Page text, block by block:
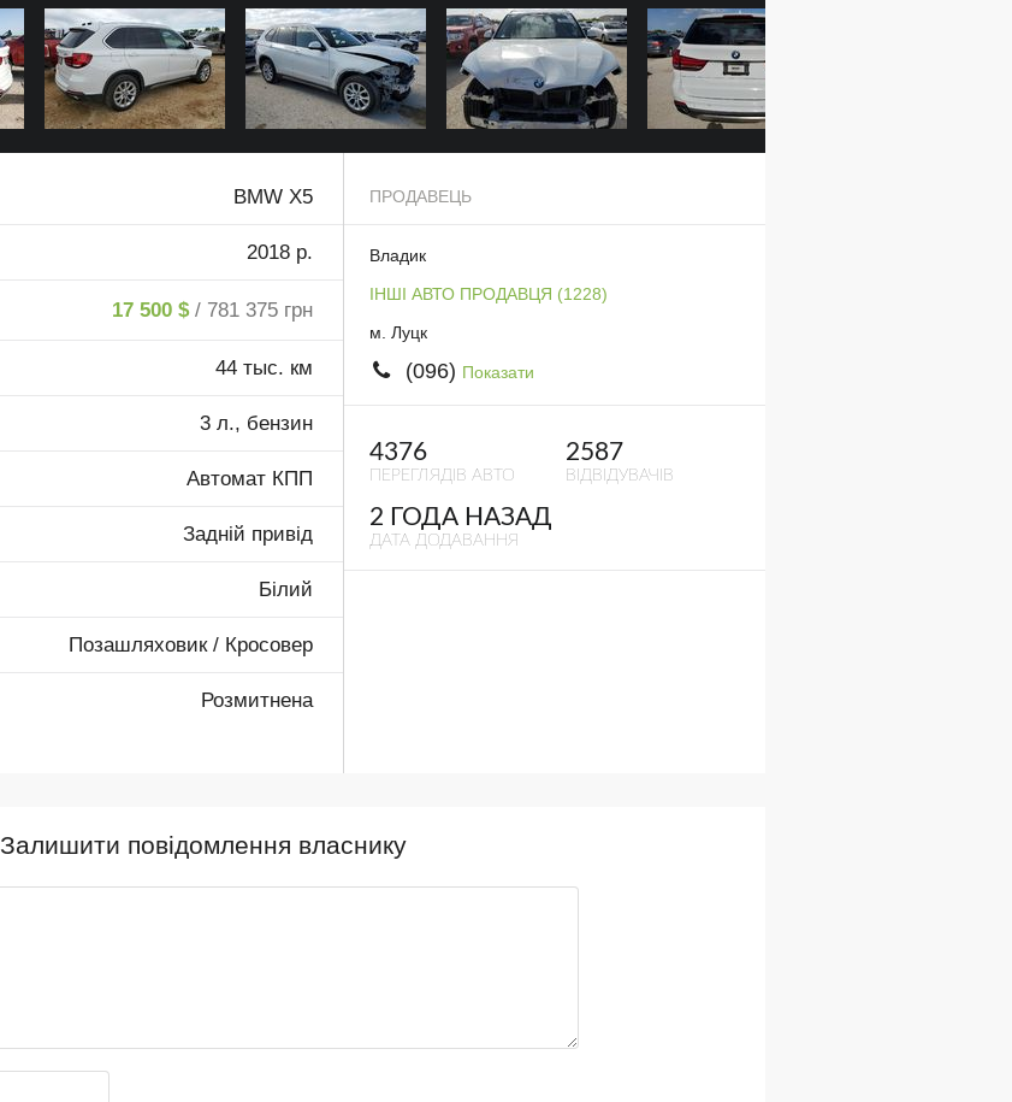
BMW X5
2018 р.
17 500 $ / 781 375 грн
44 тыс. км
3 л., бензин
Автомат КПП
Задній привід
Білий
Позашляховик / Кросовер
Розмитнена
ПРОДАВЕЦЬ
Владик
ІНШІ АВТО ПРОДАВЦЯ (1228)
м. Луцк
(096) Показати
4376
ПЕРЕГЛЯДІВ АВТО
2587
ВІДВІДУВАЧІВ
2 ГОДА НАЗАД
ДАТА ДОДАВАННЯ
Залишити повідомлення власнику